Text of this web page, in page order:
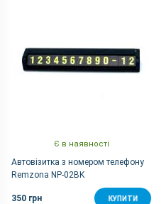
Є в наявності
Автовізитка з номером телефону
Remzona NP-02BK
350 грн КУПИТИ